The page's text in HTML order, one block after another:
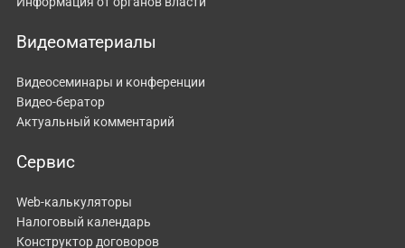
Видеоматериалы
Видеосеминары и конференции
Видео-бератор
Актуальный комментарий
Сервис
Web-калькуляторы
Налоговый календарь
Конструктор договоров